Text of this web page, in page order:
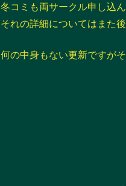
冬コミも両サークル申し込ん
それの詳細についてはまた
何の中身もない更新ですがそ